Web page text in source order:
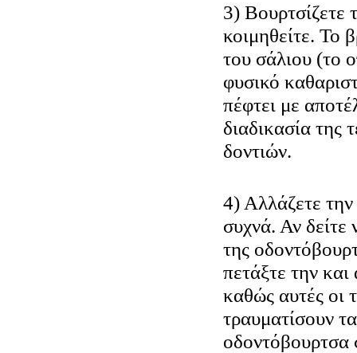
3) Βουρτσίζετε
κοιμηθείτε. Το
του σάλιου (το
φυσικό
πέφτει με
διαδικασία της
δοντιών.
4) Αλλάζετε
συχνά. Αν δείτε
της
πετάξτε την
καθώς αυτές οι
τραυματίσουν
οδοντόβουρτσα